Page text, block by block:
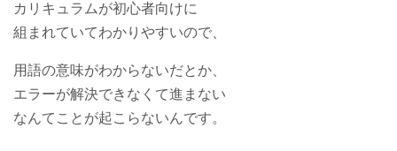
カリキュラムが初心者向けに
組まれていてわかりやすいので、
用語の意味がわからないだとか、
エラーが解決できなくて進まない
なんてことが起こらないんです。